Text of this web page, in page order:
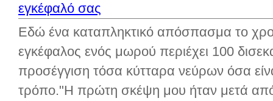
εγκέφαλό σας
Εδώ ένα καταπληκτικό απόσπασμα το
εγκέφαλος ενός μωρού περιέχει 100
προσέγγιση τόσα κύτταρα νεύρων όσα
τρόπο."Η πρώτη σκέψη μου ήταν μετά από